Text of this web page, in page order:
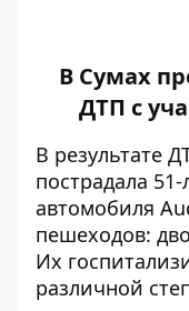
В Сумах
ДТП с
В результате
пострадала
автомобиля
пешеходов:
Их
различной